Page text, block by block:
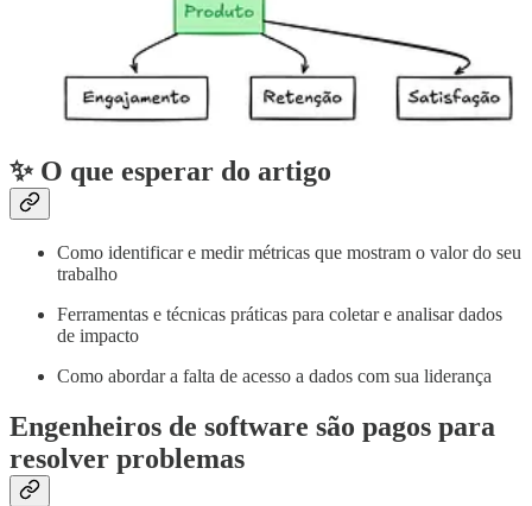
✨ O que esperar do artigo
Como identificar e medir métricas que mostram o valor do seu
trabalho
Ferramentas e técnicas práticas para coletar e analisar dados
de impacto
Como abordar a falta de acesso a dados com sua liderança
Engenheiros de software são pagos para
resolver problemas